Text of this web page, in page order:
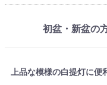
初盆・新盆の
上品な模様の白提灯に便